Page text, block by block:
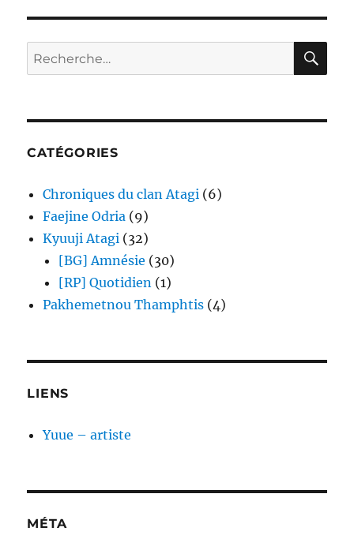
Recherche
pour :
CATÉGORIES
Chroniques du clan Atagi (6)
Faejine Odria (9)
Kyuuji Atagi (32)
[BG] Amnésie (30)
[RP] Quotidien (1)
Pakhemetnou Thamphtis (4)
LIENS
Yuue – artiste
MÉTA